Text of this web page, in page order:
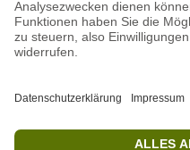
Aktuelle
Geschäftsführung (w/m/